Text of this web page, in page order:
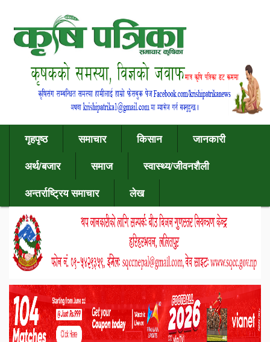
गृहपृष्ठ समाचार किसान
जानकारी
अर्थ/बजार
समाज
स्वास्थ्य/जीवनशैली
अन्तर्राष्ट्रिय समाचार
लेख